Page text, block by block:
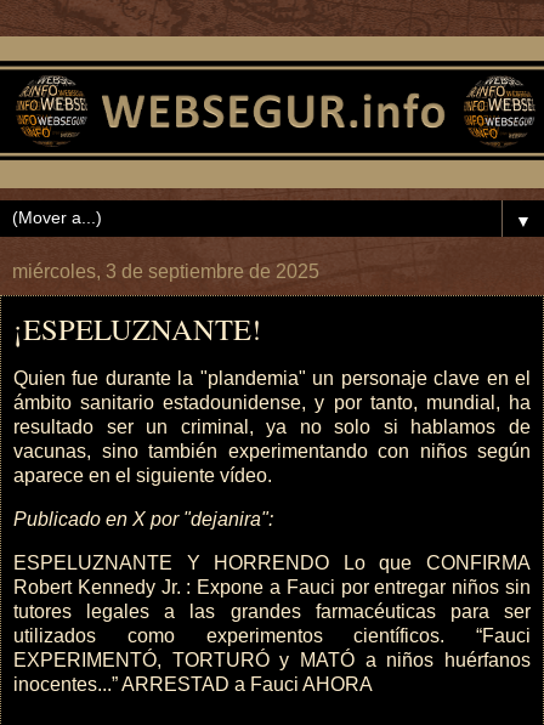
▼
miércoles, 3 de septiembre de 2025
¡ESPELUZNANTE!
Quien fue durante la "plandemia" un personaje clave en el
ámbito sanitario estadounidense, y por tanto, mundial, ha
resultado ser un criminal, ya no solo si hablamos de
vacunas, sino también experimentando con niños según
aparece en el siguiente vídeo.
Publicado en X por "dejanira":
ESPELUZNANTE Y HORRENDO Lo que CONFIRMA
Robert Kennedy Jr. : Expone a Fauci por entregar niños sin
tutores legales a las grandes farmacéuticas para ser
utilizados como experimentos científicos. “Fauci
EXPERIMENTÓ, TORTURÓ y MATÓ a niños huérfanos
inocentes...” ARRESTAD a Fauci AHORA